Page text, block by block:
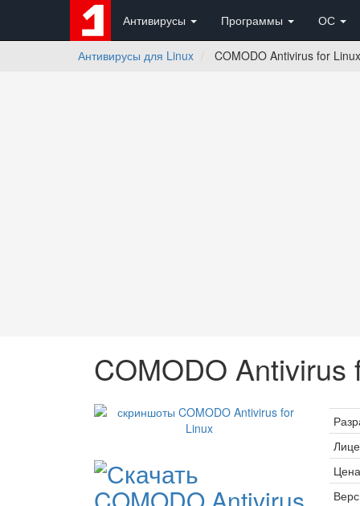
Антивирусы Программы ОС
Антивирусы для Linux COMODO Antivirus for
COMODO Antivirus